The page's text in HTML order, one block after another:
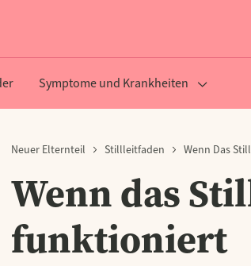
Symptome und Krankheiten
Neuer Elternteil Stillleitfaden Wenn Das
Wenn das
funktioniert